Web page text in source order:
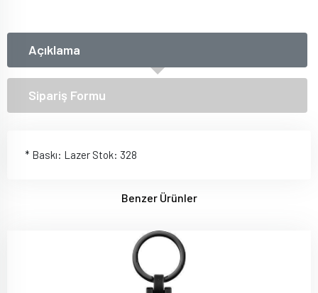
Açıklama
Sipariş Formu
* Baskı: Lazer Stok: 328
Benzer Ürünler